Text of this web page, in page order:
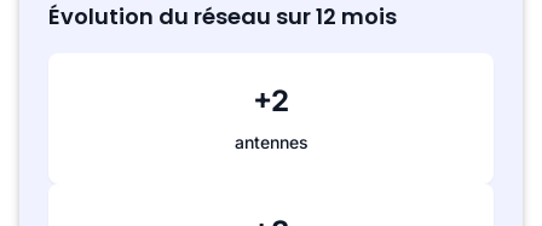
Évolution du réseau sur 12 mois
+2
antennes